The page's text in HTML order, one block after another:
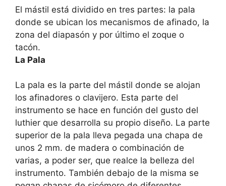
El mástil está dividido en tres partes: la pala
donde se ubican los mecanismos de afinado, la
zona del diapasón y por último el zoque o
tacón.
La Pala
La pala es la parte del mástil donde se alojan
los afinadores o clavijero. Esta parte del
instrumento se hace en función del gusto del
luthier que desarrolla su propio diseño. La parte
superior de la pala lleva pegada una chapa de
unos 2 mm. de madera o combinación de
varias, a poder ser, que realce la belleza del
instrumento. También debajo de la misma se